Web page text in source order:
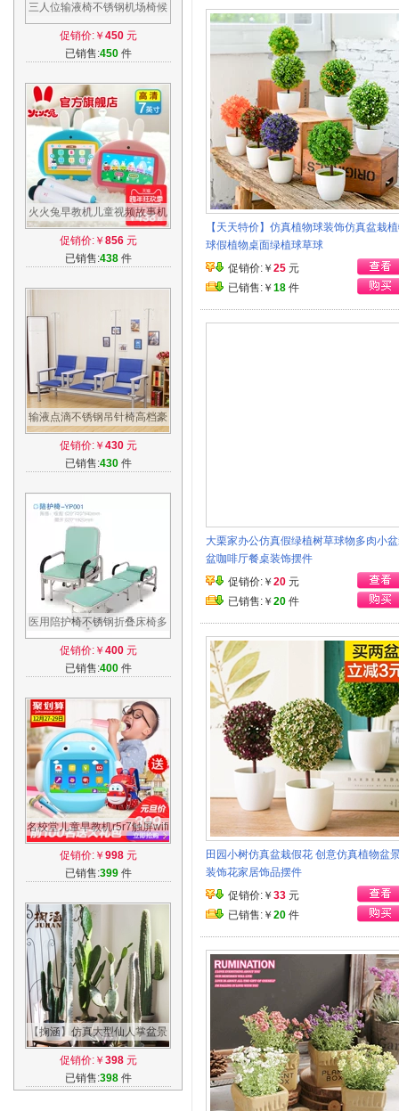
三人位输液椅不锈钢机场椅候
诊椅车站等候医院门诊连排长
椅凳团购
促销价:￥ 450元
已销售:450件
火火兔早教机儿童视频故事机
学习唱歌I6触屏护眼3-6周岁蓝
牙升级
促销价:￥ 856元
已销售:438件
输液点滴不锈钢吊针椅高档豪
华沙发三人位医用门诊所医院
品牌促销
促销价:￥ 430元
已销售:430件
医用陪护椅不锈钢折叠床椅多
功能陪护床候诊椅折叠午休床
YP001
促销价:￥ 400元
已销售:400件
名校堂儿童早教机r5r7触屏wifi
卡拉OK唱歌机3-6岁全脑开发
故事机
促销价:￥ 998元
已销售:399件
【掬涵】仿真大型仙人掌盆景
仙人柱墨西哥天轮柱装饰摆件
落地道具
促销价:￥ 398元
已销售:398件
【天天特价】仿真植物球装饰仿真盆栽
球假植物桌面绿植球草球
促销价:￥ 25 元
已销售:￥ 18 件
大栗家办公仿真假绿植树草球物多肉小
盆咖啡厅餐桌装饰摆件
促销价:￥ 20 元
已销售:￥ 20 件
田园小树仿真盆栽假花 创意仿真植物盆
装饰花家居饰品摆件
促销价:￥ 33 元
已销售:￥ 20 件